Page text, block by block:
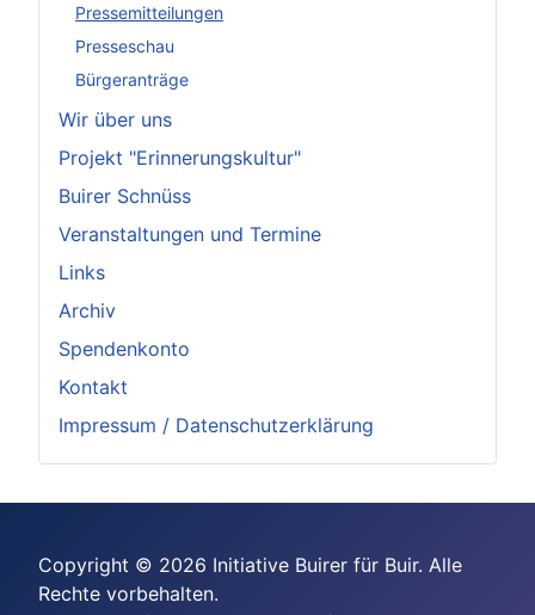
Pressemitteilungen
Presseschau
Bürgeranträge
Wir über uns
Projekt "Erinnerungskultur"
Buirer Schnüss
Veranstaltungen und Termine
Links
Archiv
Spendenkonto
Kontakt
Impressum / Datenschutzerklärung
Copyright © 2026 Initiative Buirer für Buir. Alle
Rechte vorbehalten.